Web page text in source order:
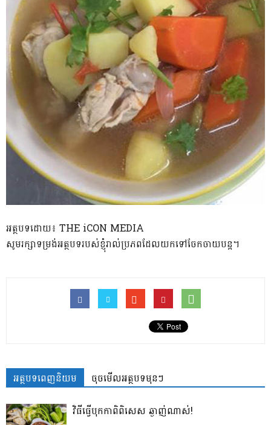
អត្ថបទដោយ៖ THE iCON MEDIA
សូមរក្សាទម្រង់អត្ថបទរបស់ខ្ញុំរាល់ប្រភពដែលយកទៅចែកចាយបន្ត។
អត្ថបទពេញនិយម
ចុចមើលអត្ថបទមុនៗ
វិធីធ្វើបុកកាពិពិសេស ឆ្ងាញ់ណាស់!